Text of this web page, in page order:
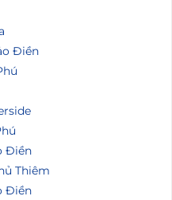
Điền
Điền
Thiêm
Điền